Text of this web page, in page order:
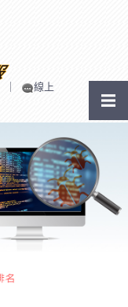
｜
線上